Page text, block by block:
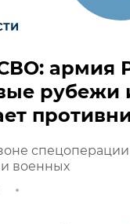
армия
рубежи
спецоперации
военных